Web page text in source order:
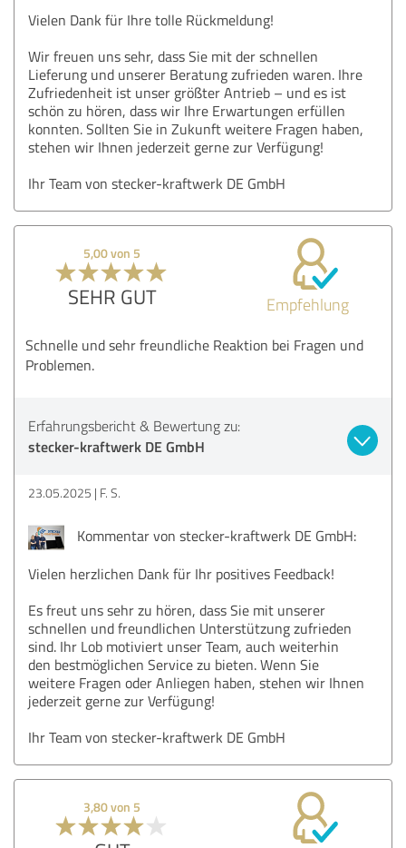
Vielen Dank für Ihre tolle Rückmeldung!
Wir freuen uns sehr, dass Sie mit der schnellen
Lieferung und unserer Beratung zufrieden waren. Ihre
Zufriedenheit ist unser größter Antrieb – und es ist
schön zu hören, dass wir Ihre Erwartungen erfüllen
konnten. Sollten Sie in Zukunft weitere Fragen haben,
stehen wir Ihnen jederzeit gerne zur Verfügung!
Ihr Team von stecker-kraftwerk DE GmbH
5,00 von 5
SEHR GUT Empfehlung
Schnelle und sehr freundliche Reaktion bei Fragen und
Problemen.
Erfahrungsbericht & Bewertung zu:
stecker-kraftwerk DE GmbH
23.05.2025 F. S.
Kommentar von stecker-kraftwerk DE GmbH:
Vielen herzlichen Dank für Ihr positives Feedback!
Es freut uns sehr zu hören, dass Sie mit unserer
schnellen und freundlichen Unterstützung zufrieden
sind. Ihr Lob motiviert unser Team, auch weiterhin
den bestmöglichen Service zu bieten. Wenn Sie
weitere Fragen oder Anliegen haben, stehen wir Ihnen
jederzeit gerne zur Verfügung!
Ihr Team von stecker-kraftwerk DE GmbH
3,80 von 5